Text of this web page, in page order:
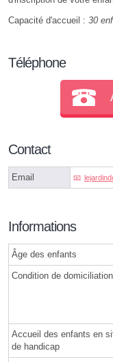
Capacité d'accueil : 30
Téléphone
Contact
Email
Informations
Âge des enfants
Condition de domiciliation
Accueil des enfants en
de handicap